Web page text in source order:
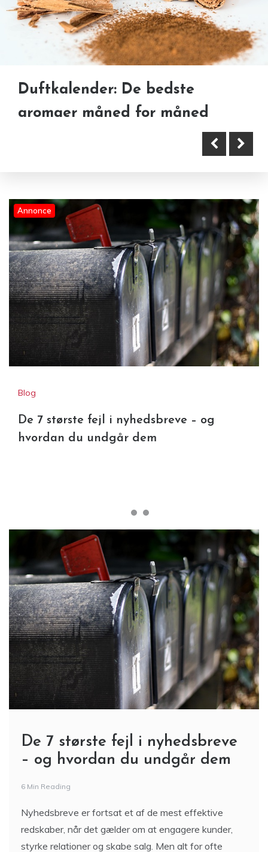
De 7 største fejl i nyhedsbreve –
skinne som nye – trin for trin
guide
Duftkalender: De bedste
aromaer måned for måned
Annonce
Blog
De 7 største fejl i nyhedsbreve – og
hvordan du undgår dem
De 7 største fejl i nyhedsbreve
– og hvordan du undgår dem
6 Min Reading
Nyhedsbreve er fortsat et af de mest effektive
redskaber, når det gælder om at engagere kunder,
styrke relationer og skabe salg. Men alt for ofte